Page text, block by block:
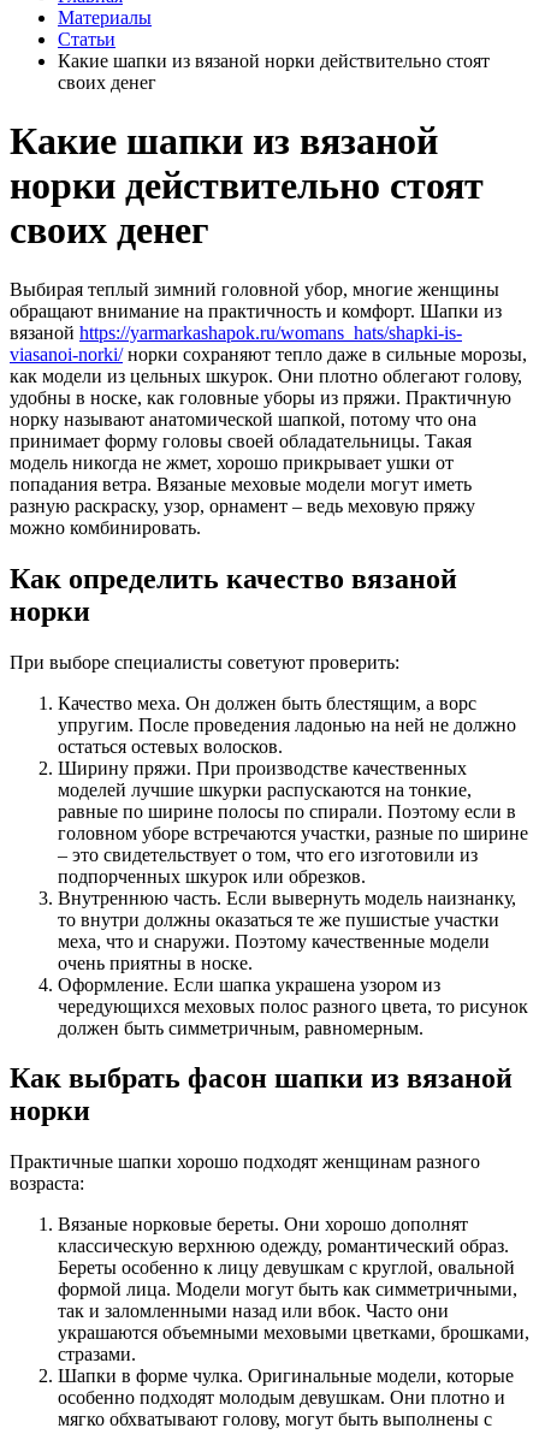
Материалы
Статьи
Какие шапки из вязаной норки действительно стоят
своих денег
Какие шапки из вязаной
норки действительно стоят
своих денег
Выбирая теплый зимний головной убор, многие женщины
обращают внимание на практичность и комфорт. Шапки из
вязаной https://yarmarkashapok.ru/womans_hats/shapki-is-
viasanoi-norki/норки сохраняют тепло даже в сильные морозы,
как модели из цельных шкурок. Они плотно облегают голову,
удобны в носке, как головные уборы из пряжи. Практичную
норку называют анатомической шапкой, потому что она
принимает форму головы своей обладательницы. Такая
модель никогда не жмет, хорошо прикрывает ушки от
попадания ветра. Вязаные меховые модели могут иметь
разную раскраску, узор, орнамент – ведь меховую пряжу
можно комбинировать.
Как определить качество вязаной
норки
При выборе специалисты советуют проверить:
Качество меха. Он должен быть блестящим, а ворс
упругим. После проведения ладонью на ней не должно
остаться остевых волосков.
Ширину пряжи. При производстве качественных
моделей лучшие шкурки распускаются на тонкие,
равные по ширине полосы по спирали. Поэтому если в
головном уборе встречаются участки, разные по ширине
– это свидетельствует о том, что его изготовили из
подпорченных шкурок или обрезков.
Внутреннюю часть. Если вывернуть модель наизнанку,
то внутри должны оказаться те же пушистые участки
меха, что и снаружи. Поэтому качественные модели
очень приятны в носке.
Оформление. Если шапка украшена узором из
чередующихся меховых полос разного цвета, то рисунок
должен быть симметричным, равномерным.
Как выбрать фасон шапки из вязаной
норки
Практичные шапки хорошо подходят женщинам разного
возраста:
Вязаные норковые береты. Они хорошо дополнят
классическую верхнюю одежду, романтический образ.
Береты особенно к лицу девушкам с круглой, овальной
формой лица. Модели могут быть как симметричными,
так и заломленными назад или вбок. Часто они
украшаются объемными меховыми цветками, брошками,
стразами.
Шапки в форме чулка. Оригинальные модели, которые
особенно подходят молодым девушкам. Они плотно и
мягко обхватывают голову, могут быть выполнены с